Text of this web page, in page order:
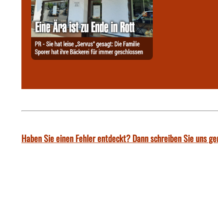
Haben Sie einen Fehler entdeckt? Dann schreiben Sie uns